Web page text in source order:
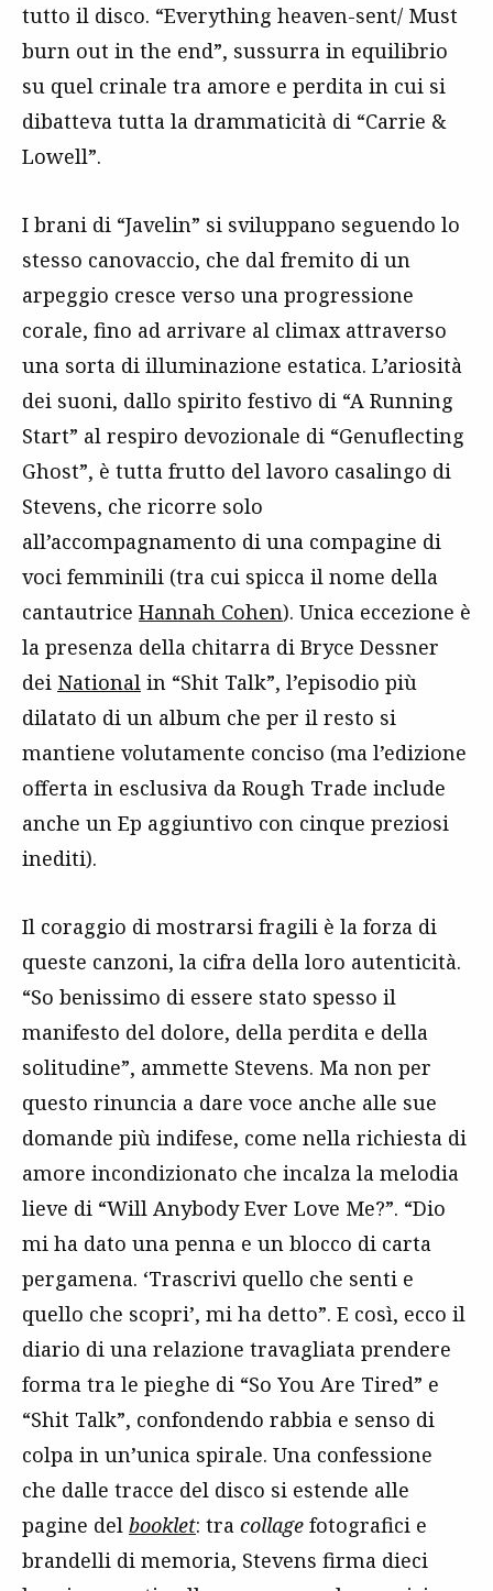
tutto il disco. “Everything heaven-sent/ Must
burn out in the end”, sussurra in equilibrio
su quel crinale tra amore e perdita in cui si
dibatteva tutta la drammaticità di “Carrie &
Lowell”.
I brani di “Javelin” si sviluppano seguendo lo
stesso canovaccio, che dal fremito di un
arpeggio cresce verso una progressione
corale, fino ad arrivare al climax attraverso
una sorta di illuminazione estatica. L’ariosità
dei suoni, dallo spirito festivo di “A Running
Start” al respiro devozionale di “Genuflecting
Ghost”, è tutta frutto del lavoro casalingo di
Stevens, che ricorre solo
all’accompagnamento di una compagine di
voci femminili (tra cui spicca il nome della
cantautrice Hannah Cohen). Unica eccezione è
la presenza della chitarra di Bryce Dessner
dei National in “Shit Talk”, l’episodio più
dilatato di un album che per il resto si
mantiene volutamente conciso (ma l’edizione
offerta in esclusiva da Rough Trade include
anche un Ep aggiuntivo con cinque preziosi
inediti).
Il coraggio di mostrarsi fragili è la forza di
queste canzoni, la cifra della loro autenticità.
“So benissimo di essere stato spesso il
manifesto del dolore, della perdita e della
solitudine”, ammette Stevens. Ma non per
questo rinuncia a dare voce anche alle sue
domande più indifese, come nella richiesta di
amore incondizionato che incalza la melodia
lieve di “Will Anybody Ever Love Me?”. “Dio
mi ha dato una penna e un blocco di carta
pergamena. ‘Trascrivi quello che senti e
quello che scopri’, mi ha detto”. E così, ecco il
diario di una relazione travagliata prendere
forma tra le pieghe di “So You Are Tired” e
“Shit Talk”, confondendo rabbia e senso di
colpa in un’unica spirale. Una confessione
che dalle tracce del disco si estende alle
pagine del booklet: tra collage fotografici e
brandelli di memoria, Stevens firma dieci